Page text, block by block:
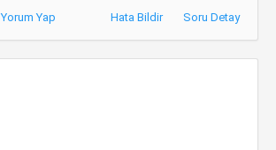
Yorum Yap Hata Bildir Soru Detay